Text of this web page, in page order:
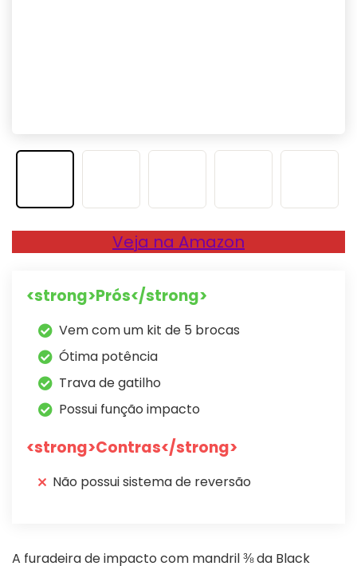
Veja na Amazon
<strong>Prós</strong>
Vem com um kit de 5 brocas
Ótima potência
Trava de gatilho
Possui função impacto
<strong>Contras</strong>
Não possui sistema de reversão
A furadeira de impacto com mandril ⅜ da Black